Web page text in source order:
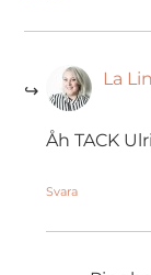
La
The Real
Anti-Spam
Åh TACK
Svara